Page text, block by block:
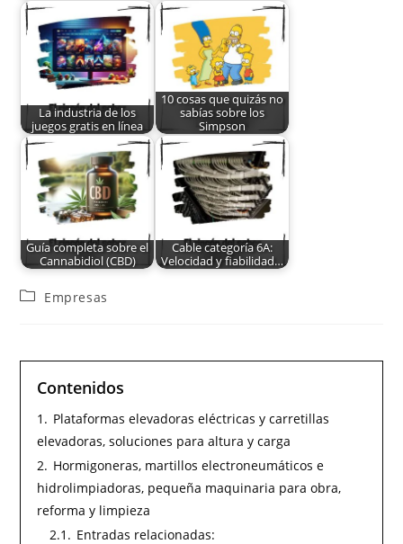
La industria de los
juegos gratis en línea
10 cosas que quizás no
sabías sobre los
Simpson
Guía completa sobre el
Cannabidiol (CBD)
Cable categoría 6A:
Velocidad y fiabilidad…
Empresas
Contenidos
1. Plataformas elevadoras eléctricas y carretillas
elevadoras, soluciones para altura y carga
2. Hormigoneras, martillos electroneumáticos e
hidrolimpiadoras, pequeña maquinaria para obra,
reforma y limpieza
2.1. Entradas relacionadas: